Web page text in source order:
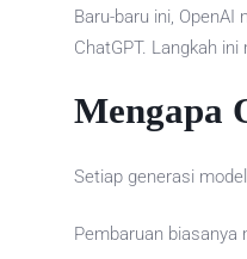
Baru-baru ini,
ChatGPT. Langkah
Mengapa
Setiap generasi
Pembaruan biasanya